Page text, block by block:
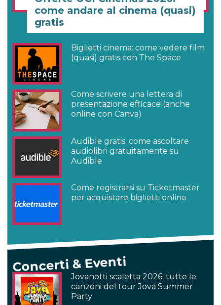
come andare al cinema (quasi)
gratis
Biglietti cinema: come vedere film
(quasi) gratis con The Space
Come scrivere una lettera di
presentazione efficace (anche
online con Canva)
Audible gratis: come ascoltare
audiolibri gratuitamente su
Audible
Come registrarsi su Ticketmaster
per acquistare biglietti online
Concerti & Eventi
Jovanotti scaletta 2026: tutte le
canzoni del tour Jova Summer
Party